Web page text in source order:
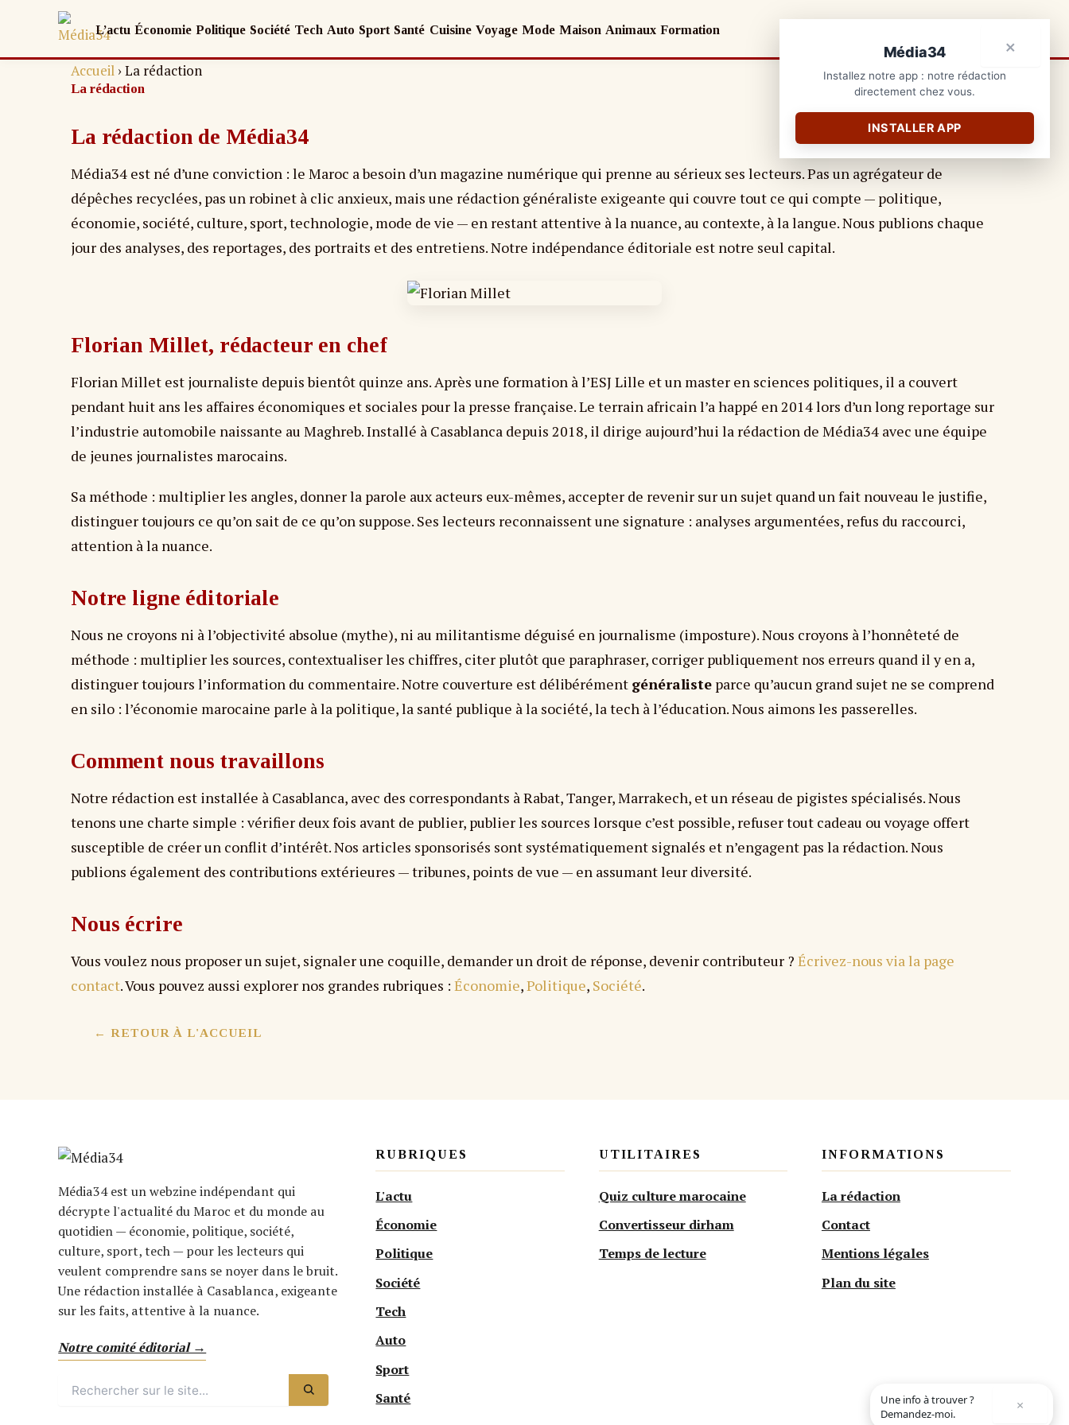
L’actu Économie Politique Société Tech Auto Sport Santé Cuisine Voyage Mode Maison Animaux Formation
Accueil ›La rédaction
La rédaction
La rédaction de Média34
Média34 est né d’une conviction : le Maroc a besoin d’un magazine numérique qui prenne au sérieux ses lecteurs. Pas un agrégateur de
dépêches recyclées, pas un robinet à clic anxieux, mais une rédaction généraliste exigeante qui couvre tout ce qui compte — politique,
économie, société, culture, sport, technologie, mode de vie — en restant attentive à la nuance, au contexte, à la langue. Nous publions chaque
jour des analyses, des reportages, des portraits et des entretiens. Notre indépendance éditoriale est notre seul capital.
Florian Millet, rédacteur en chef
Florian Millet est journaliste depuis bientôt quinze ans. Après une formation à l’ESJ Lille et un master en sciences politiques, il a couvert
pendant huit ans les affaires économiques et sociales pour la presse française. Le terrain africain l’a happé en 2014 lors d’un long reportage sur
l’industrie automobile naissante au Maghreb. Installé à Casablanca depuis 2018, il dirige aujourd’hui la rédaction de Média34 avec une équipe
de jeunes journalistes marocains.
Sa méthode : multiplier les angles, donner la parole aux acteurs eux-mêmes, accepter de revenir sur un sujet quand un fait nouveau le justifie,
distinguer toujours ce qu’on sait de ce qu’on suppose. Ses lecteurs reconnaissent une signature : analyses argumentées, refus du raccourci,
attention à la nuance.
Notre ligne éditoriale
Nous ne croyons ni à l’objectivité absolue (mythe), ni au militantisme déguisé en journalisme (imposture). Nous croyons à l’honnêteté de
méthode : multiplier les sources, contextualiser les chiffres, citer plutôt que paraphraser, corriger publiquement nos erreurs quand il y en a,
distinguer toujours l’information du commentaire. Notre couverture est délibérément généraliste parce qu’aucun grand sujet ne se comprend
en silo : l’économie marocaine parle à la politique, la santé publique à la société, la tech à l’éducation. Nous aimons les passerelles.
Comment nous travaillons
Notre rédaction est installée à Casablanca, avec des correspondants à Rabat, Tanger, Marrakech, et un réseau de pigistes spécialisés. Nous
tenons une charte simple : vérifier deux fois avant de publier, publier les sources lorsque c’est possible, refuser tout cadeau ou voyage offert
susceptible de créer un conflit d’intérêt. Nos articles sponsorisés sont systématiquement signalés et n’engagent pas la rédaction. Nous
publions également des contributions extérieures — tribunes, points de vue — en assumant leur diversité.
Nous écrire
Vous voulez nous proposer un sujet, signaler une coquille, demander un droit de réponse, devenir contributeur ? Écrivez-nous via la page
contact. Vous pouvez aussi explorer nos grandes rubriques : Économie,Politique, Société.
← RETOUR À L'ACCUEIL
Média34 est un webzine indépendant qui
décrypte l'actualité du Maroc et du monde au
quotidien — économie, politique, société,
culture, sport, tech — pour les lecteurs qui
veulent comprendre sans se noyer dans le bruit.
Une rédaction installée à Casablanca, exigeante
sur les faits, attentive à la nuance.
Notre comité éditorial →
RUBRIQUES
L'actu
Économie
Politique
Société
Tech
Auto
Sport
Santé
UTILITAIRES
Quiz culture marocaine
Convertisseur dirham
Temps de lecture
INFORMATIONS
La rédaction
Contact
Mentions légales
Plan du site
×
Une info à trouver ?
Demandez-moi.
×
Média34
Installez notre app : notre rédaction
directement chez vous.
INSTALLER APP